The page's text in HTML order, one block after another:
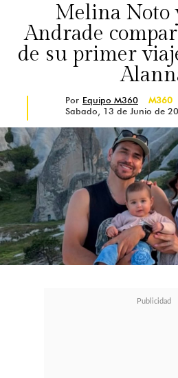
Melina Noto
Andrade
de su primer
Por Equipo M360
M360
Sabado, 13 de Junio de